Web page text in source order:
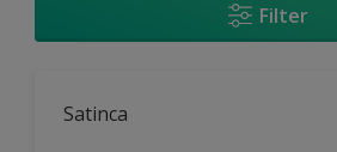
Filter
Satinca